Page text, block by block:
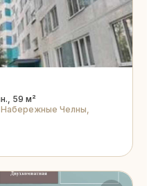
59 м²
Набережные Челны,